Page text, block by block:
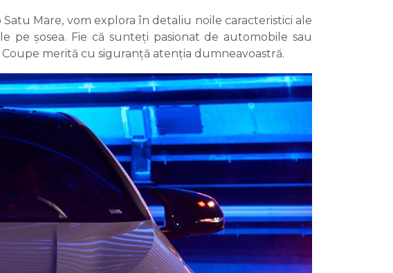
Mare, vom explora în detaliu noile caracteristici ale
pe șosea. Fie că sunteți pasionat de automobile sau
merită cu siguranță atenția dumneavoastră.